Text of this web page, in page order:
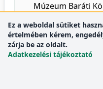
Múzeum Baráti
Ez a weboldal sütiket
értelmében kérem,
zárja be az oldalt.
Adatkezelési tájékoztató